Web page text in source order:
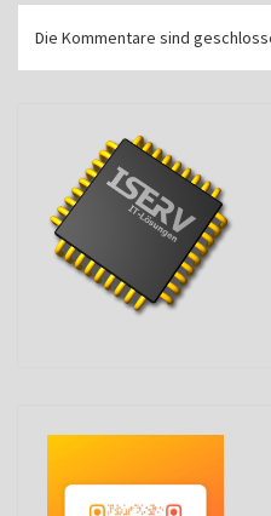
Die Kommentare sind